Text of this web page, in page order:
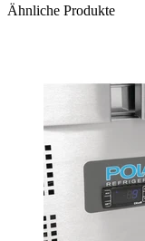
Ähnliche Produkte